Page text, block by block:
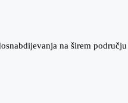
na širem